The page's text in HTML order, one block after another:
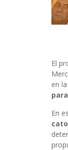
El
en
En